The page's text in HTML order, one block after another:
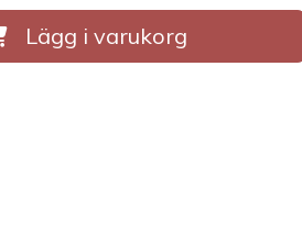
Lägg i varukorg